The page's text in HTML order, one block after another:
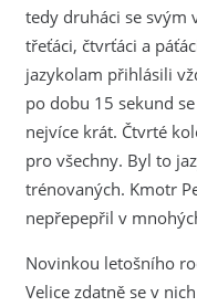
tedy druháci se svým
třeťáci, čtvrťáci a
jazykolam přihlásili
po dobu 15 sekund
nejvíce krát. Čtvrté
pro všechny. Byl to
trénovaných. Kmotr
nepřepepřil v
Novinkou letošního
Velice zdatně se v